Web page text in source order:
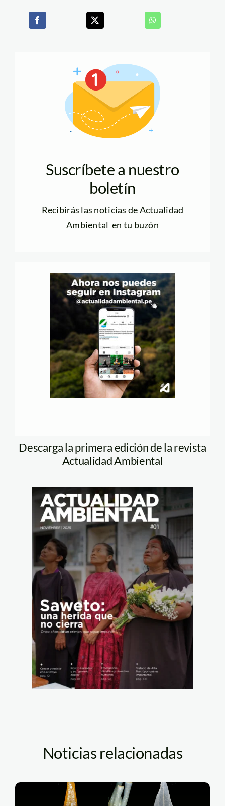
Suscríbete a nuestro
boletín
Recibirás las noticias de Actualidad
Ambiental en tu buzón
Descarga la primera edición de la revista
Actualidad Ambiental
Noticias relacionadas